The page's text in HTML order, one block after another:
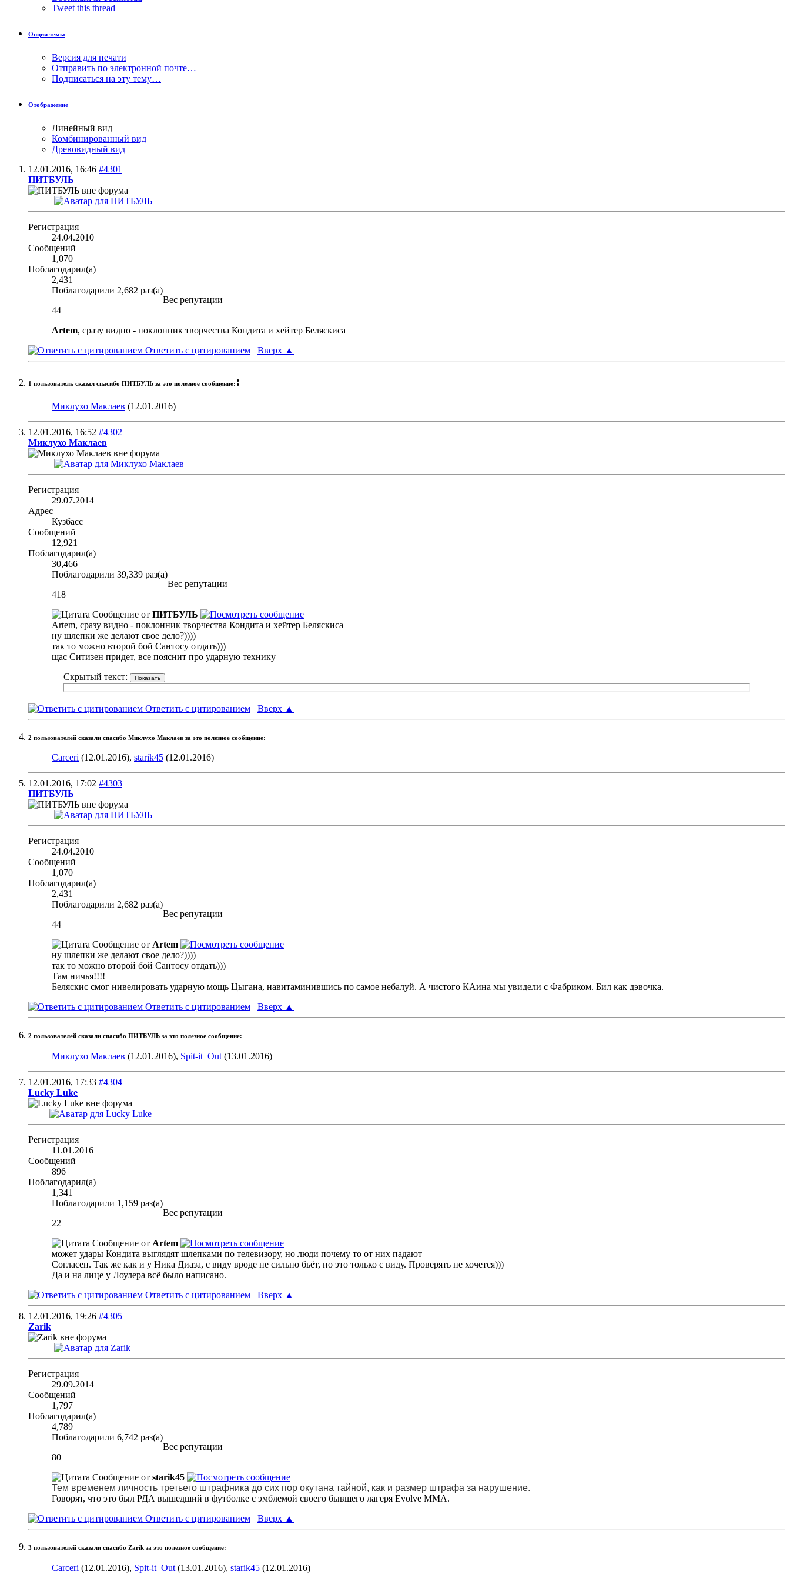
Tweet this thread
Опции темы
Версия для печати
Отправить по электронной почте…
Подписаться на эту тему…
Отображение
Линейный вид
Комбинированный вид
Древовидный вид
12.01.2016, 16:46 #4301
ПИТБУЛЬ
Регистрация
24.04.2010
Сообщений
1,070
Поблагодарил(а)
2,431
Поблагодарили 2,682 раз(а)
Вес репутации
44
Artem, сразу видно - поклонник творчества Кондита и хейтер Беляскиса
Ответить с цитированием
Вверх ▲
1 пользователь сказал cпасибо ПИТБУЛЬ за это полезное сообщение: :
Миклухо Маклаев (12.01.2016)
12.01.2016, 16:52 #4302
Миклухо Маклаев
Регистрация
29.07.2014
Адрес
Кузбасс
Сообщений
12,921
Поблагодарил(а)
30,466
Поблагодарили 39,339 раз(а)
Вес репутации
418
Сообщение от ПИТБУЛЬ
Artem, сразу видно - поклонник творчества Кондита и хейтер Беляскиса
ну шлепки же делают свое дело?))))
так то можно второй бой Сантосу отдать)))
щас Ситизен придет, все пояснит про ударную технику
Скрытый текст:
Ответить с цитированием Вверх ▲
2 пользователей сказали cпасибо Миклухо Маклаев за это полезное сообщение:
Carceri (12.01.2016), starik45 (12.01.2016)
12.01.2016, 17:02 #4303
ПИТБУЛЬ
Регистрация
24.04.2010
Сообщений
1,070
Поблагодарил(а)
2,431
Поблагодарили 2,682 раз(а)
Вес репутации
44
Сообщение от Artem
ну шлепки же делают свое дело?))))
так то можно второй бой Сантосу отдать)))
Там ничья!!!!
Беляскис смог нивелировать ударную мощь Цыгана, навитаминившись по самое небалуй. А чистого КАина мы увидели с Фабриком. Бил как дэвочка.
Ответить с цитированием
Вверх ▲
2 пользователей сказали cпасибо ПИТБУЛЬ за это полезное сообщение:
Миклухо Маклаев (12.01.2016), Spit-it_Out (13.01.2016)
12.01.2016, 17:33 #4304
Lucky Luke
Регистрация
11.01.2016
Сообщений
896
Поблагодарил(а)
1,341
Поблагодарили 1,159 раз(а)
Вес репутации
22
Сообщение от Artem
может удары Кондита выглядят шлепками по телевизору, но люди почему то от них падают
Согласен. Так же как и у Ника Диаза, с виду вроде не сильно бьёт, но это только с виду. Проверять не хочется)))
Да и на лице у Лоулера всё было написано.
Ответить с цитированием
Вверх ▲
12.01.2016, 19:26 #4305
Zarik
Регистрация
29.09.2014
Сообщений
1,797
Поблагодарил(а)
4,789
Поблагодарили 6,742 раз(а)
Вес репутации
80
Сообщение от starik45
Тем временем личность третьего штрафника до сих пор окутана тайной, как и размер штрафа за нарушение.
Говорят, что это был РДА вышедший в футболке с эмблемой своего бывшего лагеря Evolve MMA.
Ответить с цитированием
Вверх ▲
3 пользователей сказали cпасибо Zarik за это полезное сообщение:
Carceri (12.01.2016), Spit-it_Out (13.01.2016), starik45 (12.01.2016)